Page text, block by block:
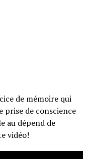
de mémoire qui
prise de conscience
au dépend de
vidéo!